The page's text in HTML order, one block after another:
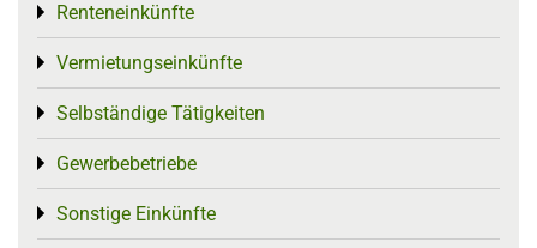
Renteneinkünfte
Toggle menu
Vermietungseinkünfte
Toggle menu
Selbständige Tätigkeiten
Toggle menu
Gewerbebetriebe
Toggle menu
Sonstige Einkünfte
Toggle menu